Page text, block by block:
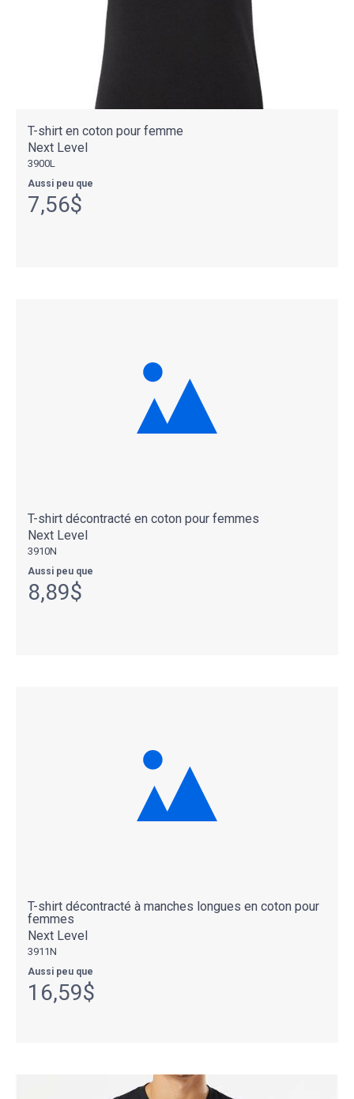
T-shirt en coton pour femme
Next Level
3900L
Aussi peu que
7,56$
T-shirt décontracté en coton pour femmes
Next Level
3910N
Aussi peu que
8,89$
T-shirt décontracté à manches longues en coton pour
femmes
Next Level
3911N
Aussi peu que
16,59$